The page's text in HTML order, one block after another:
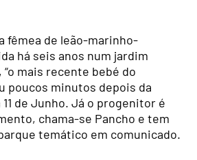
fêmea de leão-marinho-
há seis anos num jardim
mais recente bebé do
poucos minutos depois da
de Junho. Já o progenitor é
chama-se Pancho e tem
temático em comunicado.